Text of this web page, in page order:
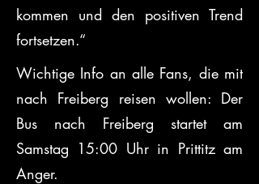
kommen und den positiven Trend
fortsetzen.“
Wichtige Info an alle Fans, die mit
nach Freiberg reisen wollen: Der
Bus nach Freiberg startet am
Samstag 15:00 Uhr in Prittitz am
Anger.